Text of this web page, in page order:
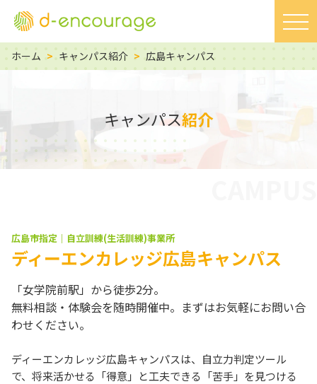
ホーム > キャンパス紹介 > 広島キャンパス
キャンパス紹介
広島市指定｜自立訓練(生活訓練)事業所
ディーエンカレッジ広島キャンパス
「女学院前駅」から徒歩2分。
無料相談・体験会を随時開催中。まずはお気軽にお問い合
わせください。
ディーエンカレッジ広島キャンパスは、自立力判定ツール
で、将来活かせる「得意」と工夫できる「苦手」を見つける